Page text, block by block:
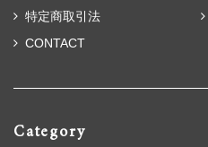
特定商取引法
CONTACT
Category